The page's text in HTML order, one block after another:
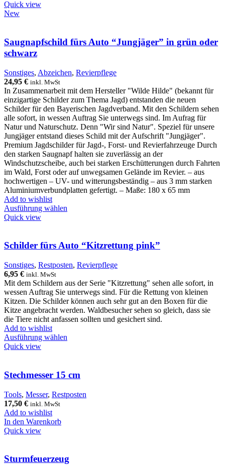
Quick view
New
Saugnapfschild fürs Auto “Jungjäger” in grün oder
schwarz
Sonstiges, Abzeichen, Revierpflege
24,95 € inkl. MwSt
In Zusammenarbeit mit dem Hersteller "Wilde Hilde" (bekannt für
einzigartige Schilder zum Thema Jagd) entstanden die neuen
Schilder für den Bayerischen Jagdverband. Mit den Schildern sehen
alle sofort, in wessen Auftrag Sie unterwegs sind. Im Aufrag für
Natur und Naturschutz. Denn "Wir sind Natur". Speziel für unsere
Jungjäger entstand dieses Schild mit der Aufschrift "Jungjäger".
Premium Jagdschilder für Jagd-, Forst- und Revierfahrzeuge Durch
den starken Saugnapf halten sie zuverlässig an der
Windschutzscheibe, auch bei starken Erschütterungen durch Fahrten
im Wald, Forst oder auf unwegsamen Gelände im Revier. – aus
hochwertigen – UV- und witterungsbeständig – aus 3 mm starken
Aluminiumverbundplatten gefertigt. – Maße: 180 x 65 mm
Add to wishlist
Ausführung wählen
Quick view
Schilder fürs Auto “Kitzrettung pink”
Sonstiges, Restposten, Revierpflege
6,95 € inkl. MwSt
Mit dem Schildern aus der Serie "Kitzrettung" sehen alle sofort, in
wessen Auftrag Sie unterwegs sind. Für die Rettung von kleinen
Kitzen. Die Schilder können auch sehr gut an den Boxen für die
Kitze angebracht werden. Waldbesucher sehen so gleich, dass sie
die Tiere nicht anfassen sollten und gesichert sind.
Add to wishlist
Ausführung wählen
Quick view
Stechmesser 15 cm
Tools, Messer, Restposten
17,50 € inkl. MwSt
Add to wishlist
In den Warenkorb
Quick view
Sturmfeuerzeug